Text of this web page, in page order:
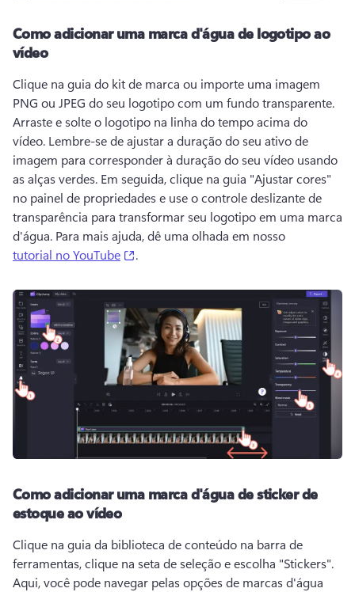
Como adicionar uma marca d'água de logotipo ao
vídeo
Clique na guia do kit de marca ou importe uma imagem
Arraste e solte o logotipo na linha do tempo acima do
vídeo. Lembre-se de ajustar a duração do seu ativo de
imagem para corresponder à duração do seu vídeo usando
as alças verdes. Em seguida, clique na guia "Ajustar cores"
no painel de propriedades e use o controle deslizante de
transparência para transformar seu logotipo em uma marca
d'água. Para mais ajuda, dê uma olhada em nosso
tutorial no YouTube
.
Como adicionar uma marca d'água de sticker de
estoque ao vídeo
Clique na guia da biblioteca de conteúdo na barra de
Aqui, você pode navegar pelas opções de marcas d'água